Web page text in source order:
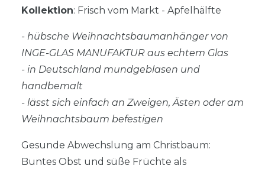
Kollektion: Frisch vom Markt - Apfelhälfte
- hübsche Weihnachtsbaumanhänger von
INGE-GLAS MANUFAKTUR aus echtem Glas
- in Deutschland mundgeblasen und
handbemalt
- lässt sich einfach an Zweigen, Ästen oder am
Weihnachtsbaum befestigen
Gesunde Abwechslung am Christbaum:
Buntes Obst und süße Früchte als